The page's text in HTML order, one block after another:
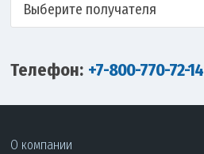
Выберите получателя
Телефон: +7-800-770-72-14
О компании